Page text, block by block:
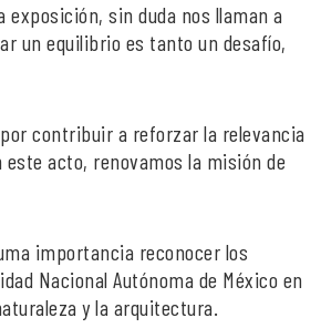
sin duda nos llaman a
un equilibrio es tanto un desafío,
contribuir a reforzar la relevancia
acto, renovamos la misión de
importancia reconocer los
Nacional Autónoma de México en
y la arquitectura.